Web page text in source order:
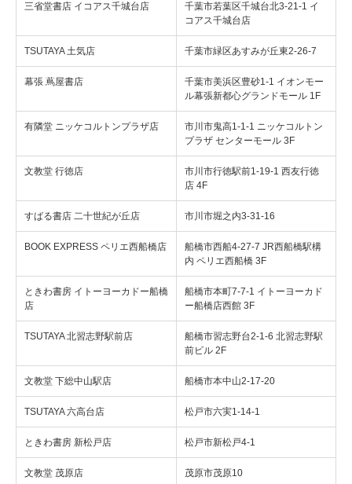
三省堂書店 イコアス千城台店
千葉市若葉区千城台北3-21-1 イ
コアス千城台店
TSUTAYA 土気店 千葉市緑区あすみが丘東2-26-7
幕張 蔦屋書店
千葉市美浜区豊砂1-1 イオンモー
ル幕張新都心グランドモール 1F
有隣堂 ニッケコルトンプラザ店
市川市鬼高1-1-1 ニッケコルトン
プラザ センターモール 3F
文教堂 行徳店
市川市行徳駅前1-19-1 西友行徳
店 4F
すばる書店 二十世紀が丘店 市川市堀之内3-31-16
BOOK EXPRESS ペリエ西船橋店
船橋市西船4-27-7 JR西船橋駅構
内 ペリエ西船橋 3F
ときわ書房 イトーヨーカドー船橋
店
船橋市本町7-7-1 イトーヨーカド
ー船橋店西館 3F
TSUTAYA 北習志野駅前店
船橋市習志野台2-1-6 北習志野駅
前ビル 2F
文教堂 下総中山駅店 船橋市本中山2-17-20
TSUTAYA 六高台店 松戸市六実1-14-1
ときわ書房 新松戸店 松戸市新松戸4-1
文教堂 茂原店 茂原市茂原10